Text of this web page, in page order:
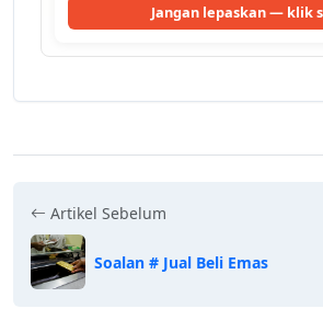
Jangan lepaskan — klik
Artikel Sebelum
Soalan # Jual Beli Emas